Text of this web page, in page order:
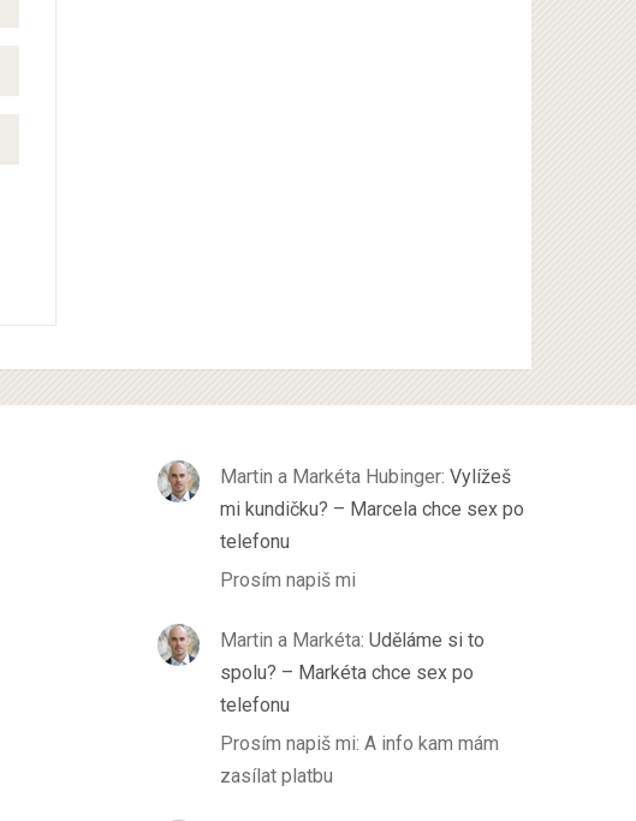
Martin a Markéta Hubinger:Vylížeš
mi kundičku? – Marcela chce sex po
telefonu
Prosím napiš mi
Martin a Markéta:Uděláme si to
spolu? – Markéta chce sex po
telefonu
Prosím napiš mi: A info kam mám
zasílat platbu